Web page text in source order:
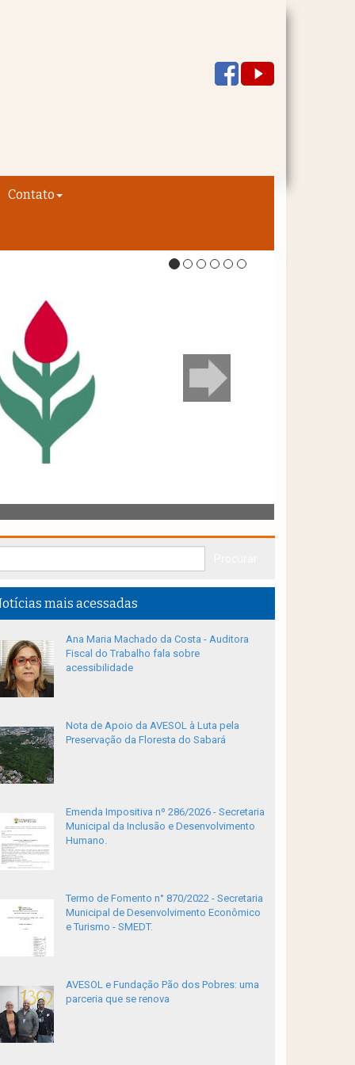
Contato
mais acessadas
Ana Maria Machado da Costa - Auditora
Fiscal do Trabalho fala sobre
acessibilidade
Nota de Apoio da AVESOL à Luta pela
Preservação da Floresta do Sabará
Emenda Impositiva nº 286/2026 - Secretaria
Municipal da Inclusão e Desenvolvimento
Humano.
Termo de Fomento n° 870/2022 - Secretaria
Municipal de Desenvolvimento Econômico
e Turismo - SMEDT.
AVESOL e Fundação Pão dos Pobres: uma
parceria que se renova